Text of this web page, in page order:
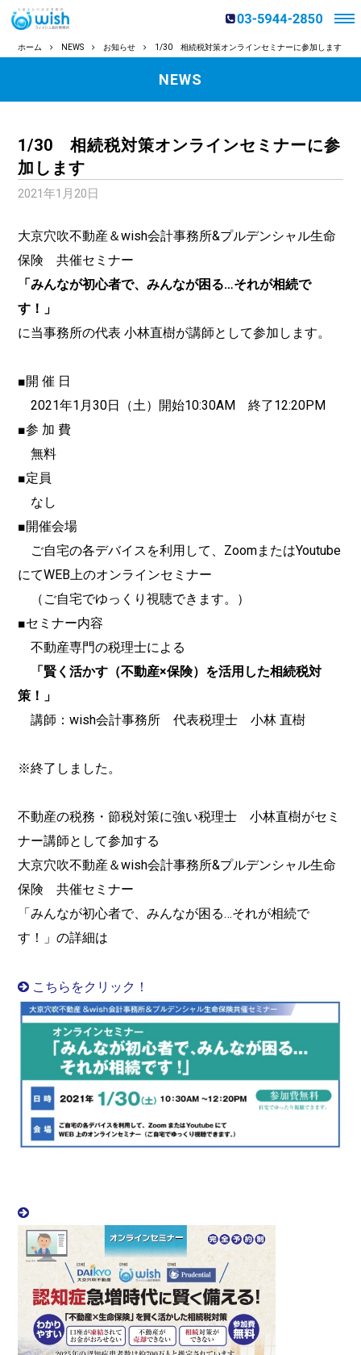
ホーム NEWS お知らせ 1/30 相続税対策オンラインセミナーに参加します
NEWS
1/30 相続税対策オンラインセミナーに参
加します
2021年1月20日
大京穴吹不動産＆wish会計事務所&プルデンシャル生命
保険 共催セミナー
「みんなが初心者で、みんなが困る…それが相続で
す！」
に当事務所の代表 小林直樹が講師として参加します。
■開 催 日
2021年1月30日（土）開始10:30AM 終了12:20PM
■参 加 費
無料
■定員
なし
■開催会場
ご自宅の各デバイスを利用して、ZoomまたはYoutube
にてWEB上のオンラインセミナー
（ご自宅でゆっくり視聴できます。）
■セミナー内容
不動産専門の税理士による
「賢く活かす（不動産×保険）を活用した相続税対
策！」
講師：wish会計事務所 代表税理士 小林 直樹
※終了しました。
不動産の税務・節税対策に強い税理士 小林直樹がセミ
ナー講師として参加する
大京穴吹不動産＆wish会計事務所&プルデンシャル生命
保険 共催セミナー
「みんなが初心者で、みんなが困る…それが相続で
す！」の詳細は
こちらをクリック！